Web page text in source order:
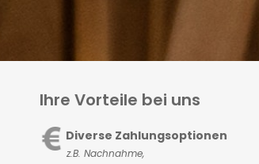
Ihre Vorteile bei uns
Diverse Zahlungsoptionen
z.B. Nachnahme,